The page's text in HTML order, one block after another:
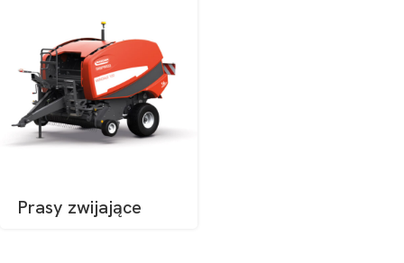
Prasy zwijające